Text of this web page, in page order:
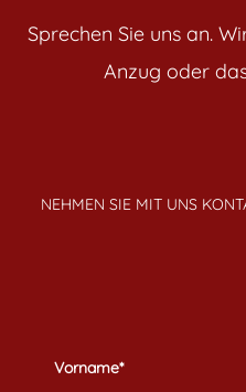
Sprechen Sie uns an.
Anzug oder
NEHMEN SIE MIT UNS